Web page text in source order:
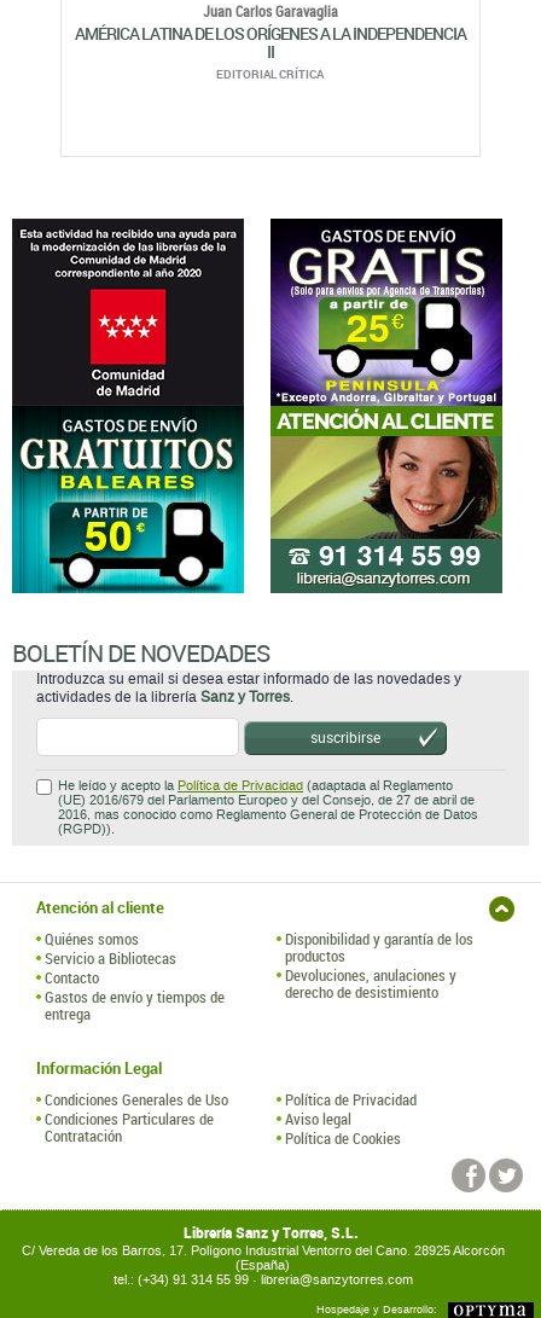
Juan Carlos Garavaglia
AMÉRICA LATINA DE LOS ORÍGENES A LA INDEPENDENCIA
II
EDITORIAL CRÍTICA
BOLETÍN DE NOVEDADES
Introduzca su email si desea estar informado de las novedades y
actividades de la librería Sanz y Torres.
suscribirse
He leído y acepto la Política de Privacidad (adaptada al Reglamento
(UE) 2016/679 del Parlamento Europeo y del Consejo, de 27 de abril de
2016, mas conocido como Reglamento General de Protección de Datos
(RGPD)).
Atención al cliente
Quiénes somos
Servicio a Bibliotecas
Contacto
Gastos de envío y tiempos de
entrega
Disponibilidad y garantía de los
productos
Devoluciones, anulaciones y
derecho de desistimiento
Información Legal
Condiciones Generales de Uso
Condiciones Particulares de
Contratación
Política de Privacidad
Aviso legal
Política de Cookies
Librería Sanz y Torres, S.L.
C/ Vereda de los Barros, 17. Polígono Industrial Ventorro del Cano. 28925 Alcorcón
(España)
tel.: (+34) 91 314 55 99 · libreria@sanzytorres.com
Hospedaje y Desarrollo: